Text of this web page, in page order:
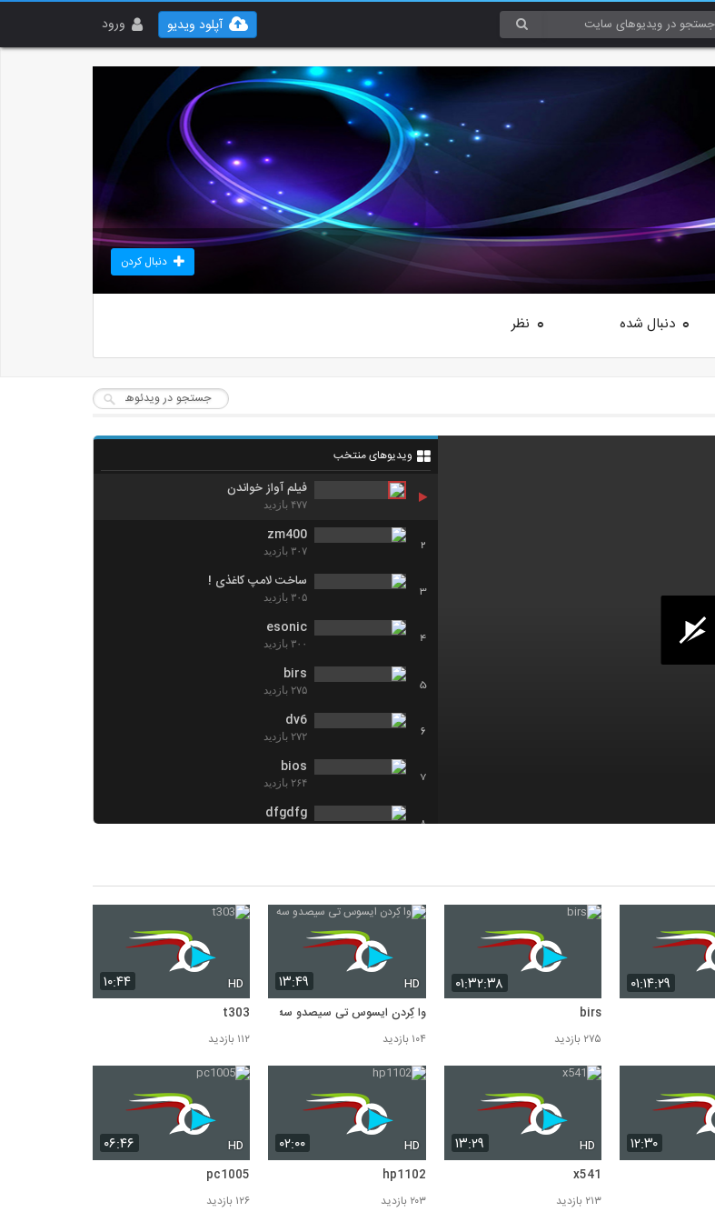
ورود آپلود ویدیو
دنبال کردن
0 دنبال شده 0 نظر
ویدیوهای منتخب
فیلم آواز خواندن
۴۷۷ بازدید
2
zm400
۳۰۷ بازدید
3
ساخت لامپ کاغذی !
۳۰۵ بازدید
4
esonic
۳۰۰ بازدید
5
birs
۲۷۵ بازدید
6
dv6
۲۷۲ بازدید
7
bios
۲۶۴ بازدید
8
dfgdfg
10
kannoon
۲۵۳ بازدید
۰۱:۱۴:۲۹ ۰۱:۳۲:۳۸
birs
۲۷۵ بازدید
۱۳:۴۹ HD
وا کِردن ایسوس تی سیصدو سه
۱۰۴ بازدید
۱۰:۴۴ HD
t303
۱۱۲ بازدید
۱۲:۳۰ ۱۳:۲۹ HD
x541
۲۱۳ بازدید
۰۲:۰۰ HD
hp1102
۲۰۳ بازدید
۰۶:۴۶ HD
pc1005
۱۲۶ بازدید